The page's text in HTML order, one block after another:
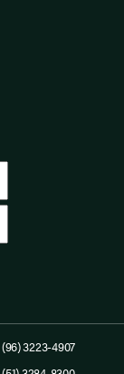
(96) 3223-4907